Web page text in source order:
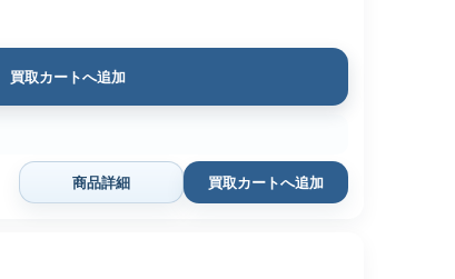
買取カートへ追加
商品詳細 買取カートへ追加